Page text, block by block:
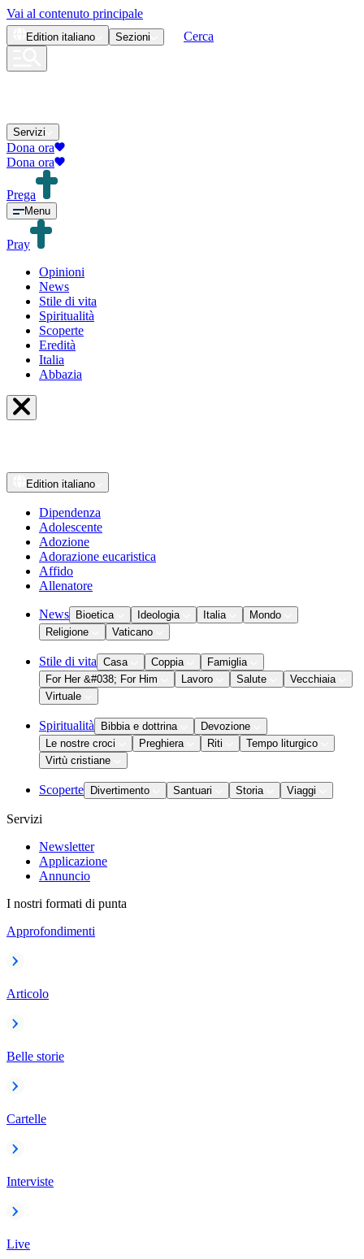
Vai al contenuto principale
Edition italiano Sezioni Cerca
Servizi
Dona ora
Dona ora
Prega
Menu
Pray
Opinioni
News
Stile di vita
Spiritualità
Scoperte
Eredità
Italia
Abbazia
Edition italiano
Dipendenza
Adolescente
Adozione
Adorazione eucaristica
Affido
Allenatore
News Bioetica Ideologia Italia
Mondo
Religione
Vaticano
Stile di vita Casa Coppia
Famiglia
For Her &#038; For Him
Lavoro Salute
Vecchiaia
Virtuale
Spiritualità Bibbia e dottrina
Devozione
Le nostre croci
Preghiera Riti
Tempo liturgico
Virtù cristiane
Scoperte Divertimento Santuari Storia Viaggi
Servizi
Newsletter
Applicazione
Annuncio
I nostri formati di punta
Approfondimenti
Articolo
Belle storie
Cartelle
Interviste
Live